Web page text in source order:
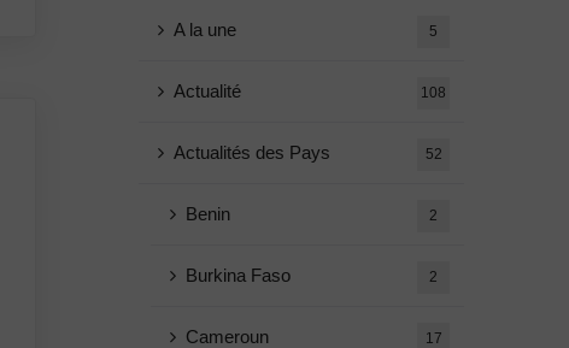
A la une 5
Actualité 108
Actualités des Pays 52
Benin 2
Burkina Faso 2
Cameroun 17